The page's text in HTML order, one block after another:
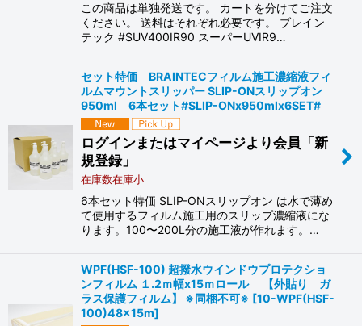
この商品は単独発送です。 カートを分けてご注文
ください。 送料はそれぞれ必要です。 ブレイン
テック #SUV400IR90 スーパーUVIR9…
セット特価 BRAINTECフィルム施工濃縮液フィ
ルムマウントスリッパー SLIP-ONスリップオン
950ml 6本セット#SLIP-ONx950mlx6SET#
ログインまたはマイページより会員「新
規登録」
在庫数在庫小
6本セット特価 SLIP-ONスリップオン は水で薄め
て使用するフィルム施工用のスリップ濃縮液にな
ります。100〜200L分の施工液が作れます。…
WPF(HSF-100) 超撥水ウインドウプロテクショ
ンフィルム １.2ｍ幅x15ｍロール 【外貼り ガ
ラス保護フィルム】 ※同梱不可※ [10-WPF(HSF-
100)48x15m]